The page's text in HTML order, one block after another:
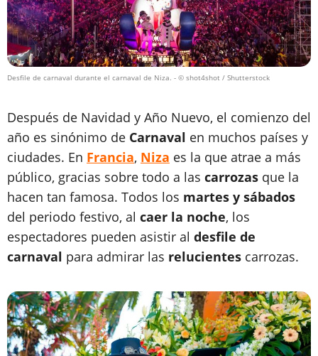
Desfile de carnaval durante el carnaval de Niza. - © shot4shot / Shutterstock
Después de Navidad y Año Nuevo, el comienzo del
año es sinónimo de Carnaval en muchos países y
ciudades. En Francia, Niza es la que atrae a más
público, gracias sobre todo a las carrozas que la
hacen tan famosa. Todos los martes y sábados
del periodo festivo, al caer la noche, los
espectadores pueden asistir al desfile de
carnaval para admirar las relucientes carrozas.